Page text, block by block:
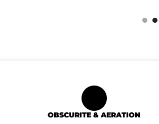
OBSCURITE & AERATION